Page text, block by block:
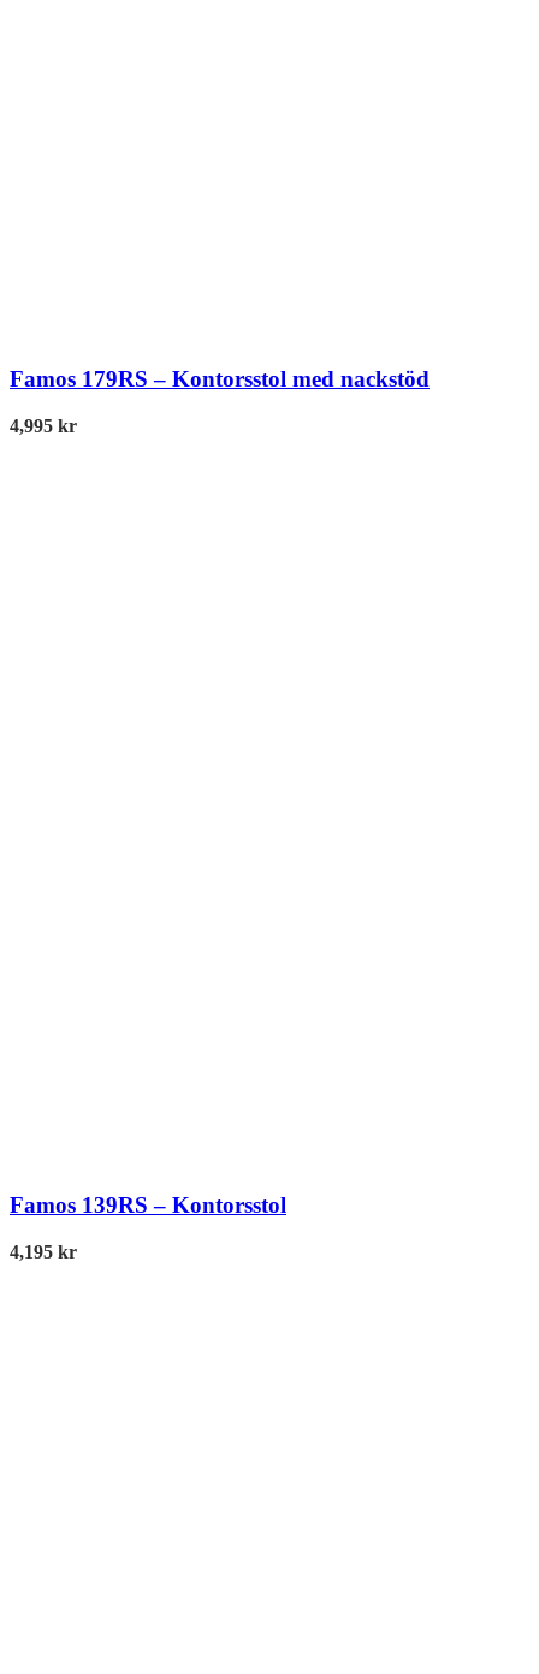
Famos 179RS – Kontorsstol med nackstöd
4,995 kr
Famos 139RS – Kontorsstol
4,195 kr